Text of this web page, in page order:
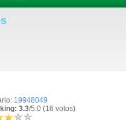
19948049
3.3/5.0 (16 votos)